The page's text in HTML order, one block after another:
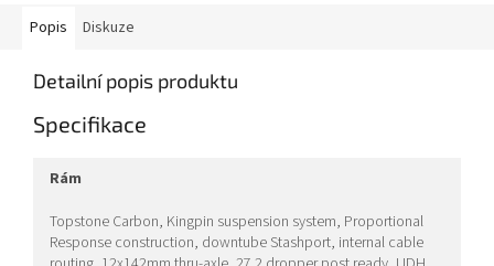
Popis Diskuze
Detailní popis produktu
Specifikace
rám
Topstone Carbon, Kingpin suspension system, Proportional
Response construction, downtube Stashport, internal cable